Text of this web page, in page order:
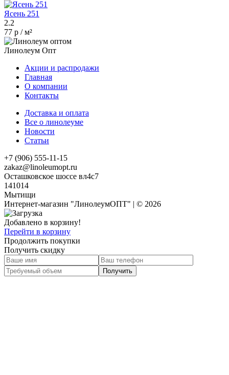
Ясень 251
2.2
77 р / м²
Линолеум Опт
Акции и распродажи
Главная
О компании
Контакты
Доставка и оплата
Все о линолеуме
Новости
Статьи
+7 (906) 555-11-15
zakaz@linoleumopt.ru
Осташковское шоссе вл4с7
141014
Мытищи
Интернет-магазин "ЛинолеумОПТ" | © 2026
Добавлено в корзину!
Перейти в корзину
Продолжить покупки
Получить скидку